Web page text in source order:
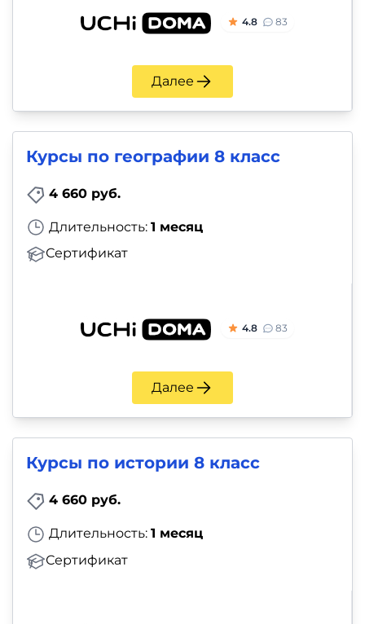
4.8 83
Далее
Курсы по географии 8 класс
4 660 руб.
Длительность: 1 месяц
Сертификат
4.8 83
Далее
Курсы по истории 8 класс
4 660 руб.
Длительность: 1 месяц
Сертификат